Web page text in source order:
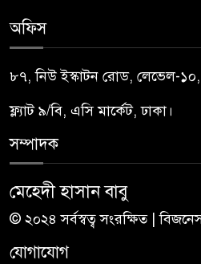
অফিস
৮৭, নিউ ইস্কাটন রোড, লেভেল-১০,
ফ্ল্যাট ৯/বি, এসি মার্কেট, ঢাকা।
সম্পাদক
মেহেদী হাসান বাবু
© ২০২৪ সর্বস্বত্ব সংরক্ষিত |
যোগাযোগ